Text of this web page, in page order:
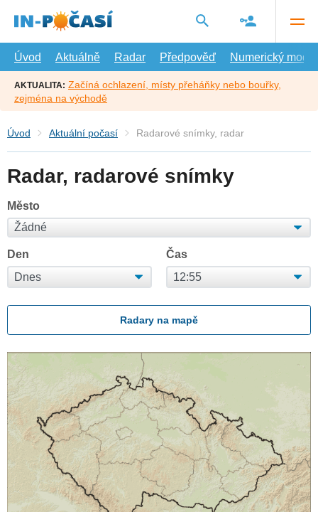
hlavní
Úvod
Aktuálně Radar Předpověď Numerický model
AKTUALITA: Začíná ochlazení, místy přeháňky nebo bouřky,
zejména na východě
Úvod Aktuální počasí Radarové snímky, radar
Radar, radarové snímky
Město
Den Čas
Radary na mapě